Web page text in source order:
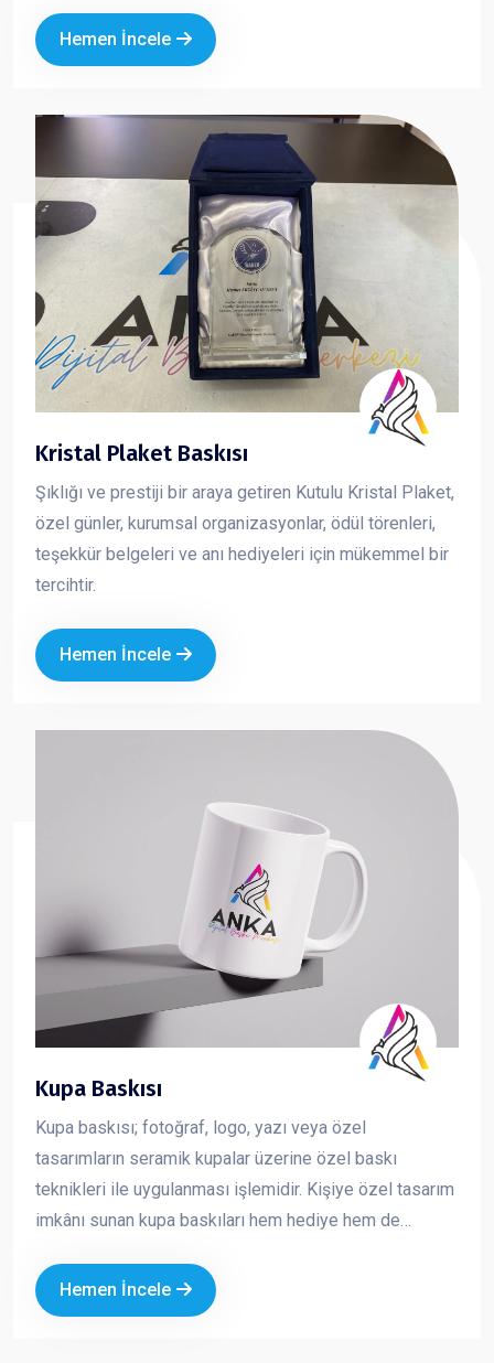
anlamlı teşekkürlerde tercih edilen bu ürünler, değerli
anların kalıcı bir simgesi haline gelir.
Hemen İncele
Kristal Plaket Baskısı
Şıklığı ve prestiji bir araya getiren Kutulu Kristal Plaket,
özel günler, kurumsal organizasyonlar, ödül törenleri,
teşekkür belgeleri ve anı hediyeleri için mükemmel bir
tercihtir.
Hemen İncele
Kupa Baskısı
Kupa baskısı; fotoğraf, logo, yazı veya özel
tasarımların seramik kupalar üzerine özel baskı
teknikleri ile uygulanması işlemidir. Kişiye özel tasarım
imkânı sunan kupa baskıları hem hediye hem de
biridirHemen İncele